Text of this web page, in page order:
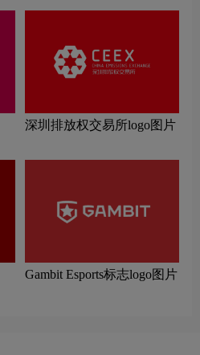
深圳排放权交易所logo图片
Gambit Esports标志logo图片